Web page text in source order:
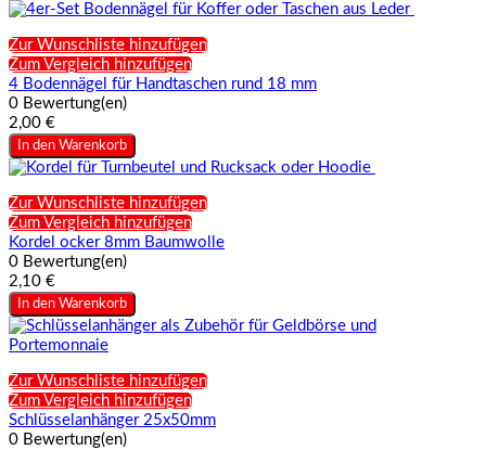
Zur Wunschliste hinzufügen
Zum Vergleich hinzufügen
4 Bodennägel für Handtaschen rund 18 mm
0 Bewertung(en)
2,00 €
In den Warenkorb
Zur Wunschliste hinzufügen
Zum Vergleich hinzufügen
Kordel ocker 8mm Baumwolle
0 Bewertung(en)
2,10 €
In den Warenkorb
Zur Wunschliste hinzufügen
Zum Vergleich hinzufügen
Schlüsselanhänger 25x50mm
0 Bewertung(en)